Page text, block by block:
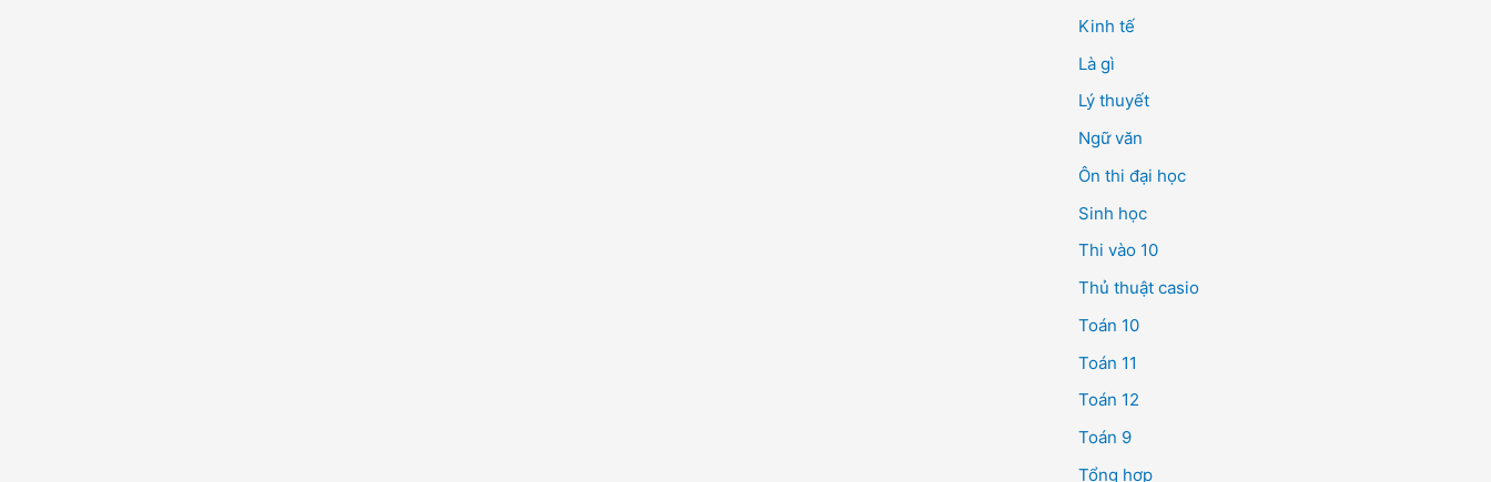
Kinh tế
Là gì
Lý thuyết
Ngữ văn
Ôn thi đại học
Sinh học
Thi vào 10
Thủ thuật casio
Toán 10
Toán 11
Toán 12
Toán 9
Tổng hợp